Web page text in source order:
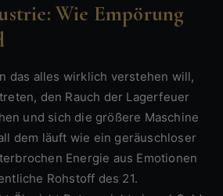
Wie Empörung
den Rauch der Lagerfeuer
und sich die größere Maschine
dem läuft wie ein geräuschloser
Energie aus Emotionen
Rohstoff des 21.